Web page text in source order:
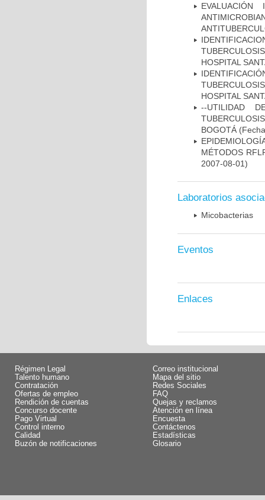
HOSPITAL
HOSPITAL
--UTILIDAD
BOGOTÁ
MÉTODOS
2007-08-01)
Laboratorios
Micobacterias
Eventos
Enlaces
Régimen Legal
Talento humano
Contratación
Ofertas de empleo
Rendición de cuentas
Concurso docente
Pago Virtual
Control interno
Calidad
Buzón de notificaciones
Correo institucional
Mapa del sitio
Redes Sociales
FAQ
Quejas y reclamos
Atención en línea
Encuesta
Contáctenos
Estadísticas
Glosario